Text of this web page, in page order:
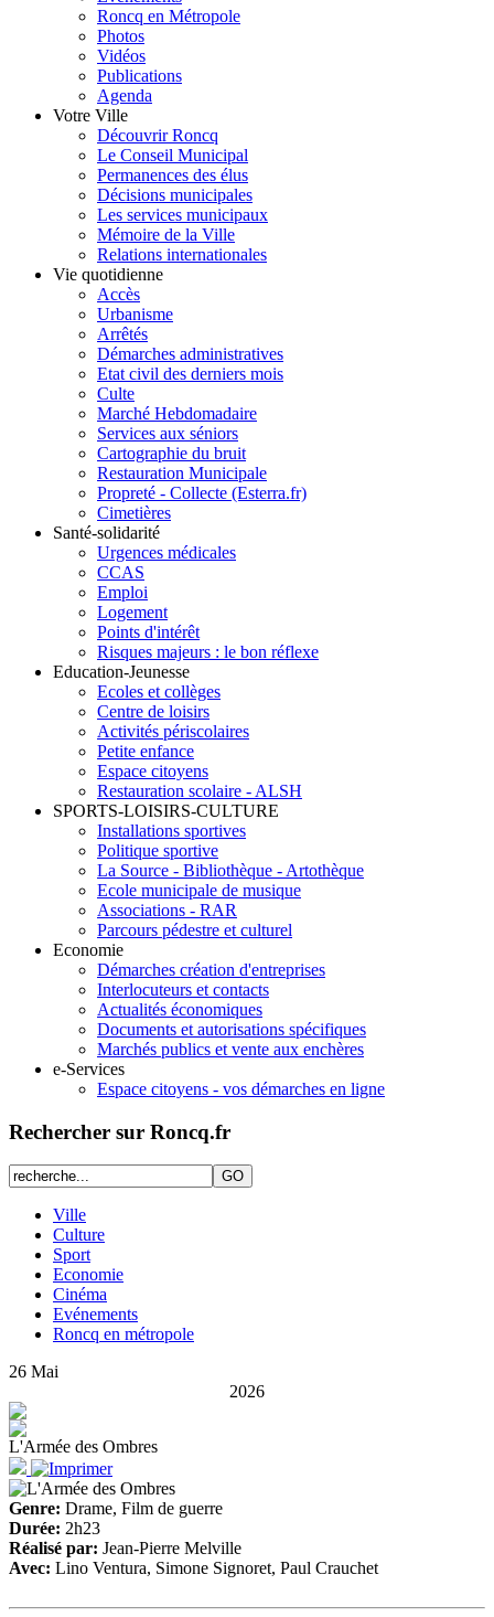
Roncq en Métropole
Photos
Vidéos
Publications
Agenda
Votre Ville
Découvrir Roncq
Le Conseil Municipal
Permanences des élus
Décisions municipales
Les services municipaux
Mémoire de la Ville
Relations internationales
Vie quotidienne
Accès
Urbanisme
Arrêtés
Démarches administratives
Etat civil des derniers mois
Culte
Marché Hebdomadaire
Services aux séniors
Cartographie du bruit
Restauration Municipale
Propreté - Collecte (Esterra.fr)
Cimetières
Santé-solidarité
Urgences médicales
CCAS
Emploi
Logement
Points d'intérêt
Risques majeurs : le bon réflexe
Education-Jeunesse
Ecoles et collèges
Centre de loisirs
Activités périscolaires
Petite enfance
Espace citoyens
Restauration scolaire - ALSH
SPORTS-LOISIRS-CULTURE
Installations sportives
Politique sportive
La Source - Bibliothèque - Artothèque
Ecole municipale de musique
Associations - RAR
Parcours pédestre et culturel
Economie
Démarches création d'entreprises
Interlocuteurs et contacts
Actualités économiques
Documents et autorisations spécifiques
Marchés publics et vente aux enchères
e-Services
Espace citoyens - vos démarches en ligne
Rechercher sur Roncq.fr
Ville
Culture
Sport
Economie
Cinéma
Evénements
Roncq en métropole
26 Mai
2026
L'Armée des Ombres
Genre: Drame, Film de guerre
Durée: 2h23
Réalisé par: Jean-Pierre Melville
Avec: Lino Ventura, Simone Signoret, Paul Crauchet